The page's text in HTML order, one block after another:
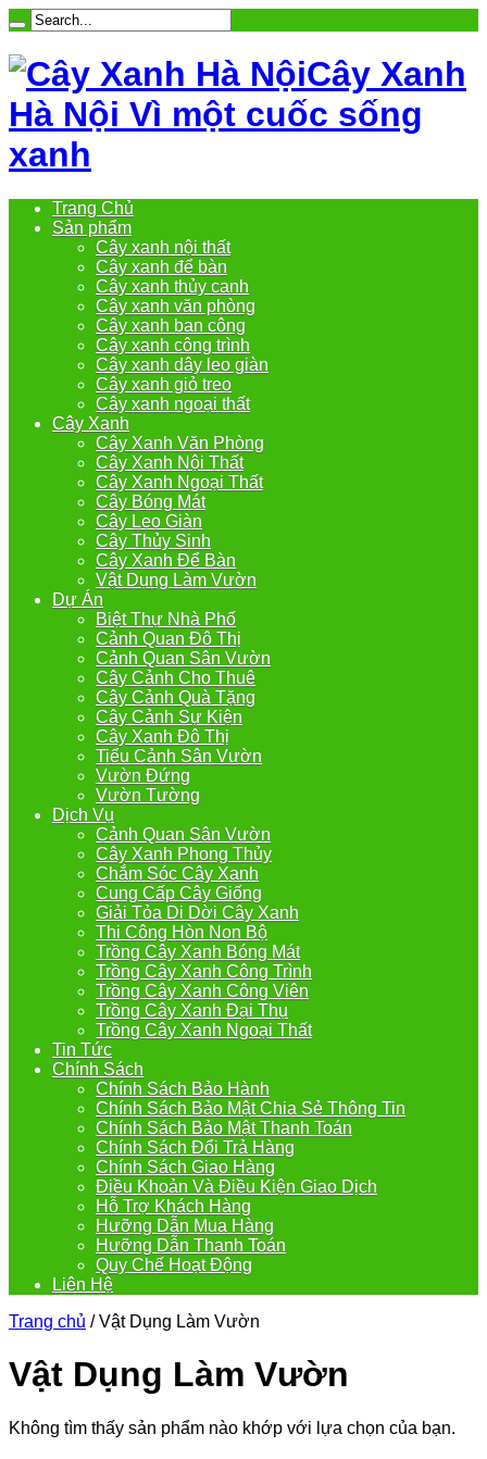
Cây Xanh
Hà Nội Vì một cuốc sống
xanh
Trang Chủ
Sản phẩm
Cây xanh nội thất
Cây xanh để bàn
Cây xanh thủy canh
Cây xanh văn phòng
Cây xanh ban công
Cây xanh công trình
Cây xanh dây leo giàn
Cây xanh giỏ treo
Cây xanh ngoại thất
Cây Xanh
Cây Xanh Văn Phòng
Cây Xanh Nội Thất
Cây Xanh Ngoại Thất
Cây Bóng Mát
Cây Leo Giàn
Cây Thủy Sinh
Cây Xanh Để Bàn
Vật Dụng Làm Vườn
Dự Án
Biệt Thự Nhà Phố
Cảnh Quan Đô Thị
Cảnh Quan Sân Vườn
Cây Cảnh Cho Thuê
Cây Cảnh Quà Tặng
Cây Cảnh Sự Kiện
Cây Xanh Đô Thị
Tiểu Cảnh Sân Vườn
Vườn Đứng
Vườn Tường
Dịch Vụ
Cảnh Quan Sân Vườn
Cây Xanh Phong Thủy
Chắm Sóc Cây Xanh
Cung Cấp Cây Giống
Giải Tỏa Di Dời Cây Xanh
Thi Công Hòn Non Bộ
Trồng Cây Xanh Bóng Mát
Trồng Cây Xanh Công Trình
Trồng Cây Xanh Công Viên
Trồng Cây Xanh Đại Thụ
Trồng Cây Xanh Ngoại Thất
Tin Tức
Chính Sách
Chính Sách Bảo Hành
Chính Sách Bảo Mật Chia Sẻ Thông Tin
Chính Sách Bảo Mật Thanh Toán
Chính Sách Đổi Trả Hàng
Chính Sách Giao Hàng
Điều Khoản Và Điều Kiện Giao Dịch
Hỗ Trợ Khách Hàng
Hưỡng Dẫn Mua Hàng
Hưỡng Dẫn Thanh Toán
Quy Chế Hoạt Động
Liên Hệ
Trang chủ / Vật Dụng Làm Vườn
Vật Dụng Làm Vườn
Không tìm thấy sản phẩm nào khớp với lựa chọn của bạn.